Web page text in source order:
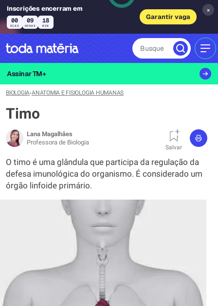
Inscrições encerram em
00
DIAS
09
HORAS
18
MIN
Garantir vaga
×
Busque
Assinar TM+
BIOLOGIA›ANATOMIA E FISIOLOGIA HUMANAS
Timo
Lana Magalhães
Professora de Biologia
Salvar
O timo é uma glândula que participa da regulação da
defesa imunológica do organismo. É considerado um
órgão linfoide primário.